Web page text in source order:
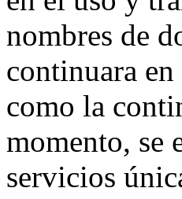
nombres de
continuara
como la
momento, se
servicios